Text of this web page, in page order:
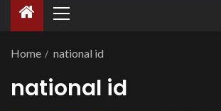
Home national id
national id